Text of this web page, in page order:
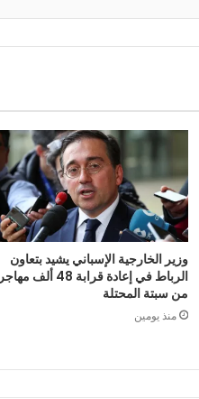
وزير الخارجية الإسباني يشيد بتعاون
الرباط في إعادة قرابة 48 ألف مهاجر
من سبتة المحتلة
منذ يومين